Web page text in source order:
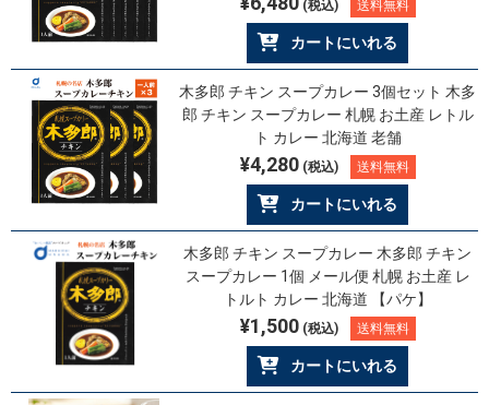
(税込) 送料無料
カートにいれる
木多郎 チキン スープカレー 3個セット 木多
郎 チキン スープカレー 札幌 お土産 レトル
ト カレー 北海道 老舗
¥4,280(税込) 送料無料
カートにいれる
木多郎 チキン スープカレー 木多郎 チキン
スープカレー 1個 メール便 札幌 お土産 レ
トルト カレー 北海道 【パケ】
¥1,500(税込) 送料無料
カートにいれる